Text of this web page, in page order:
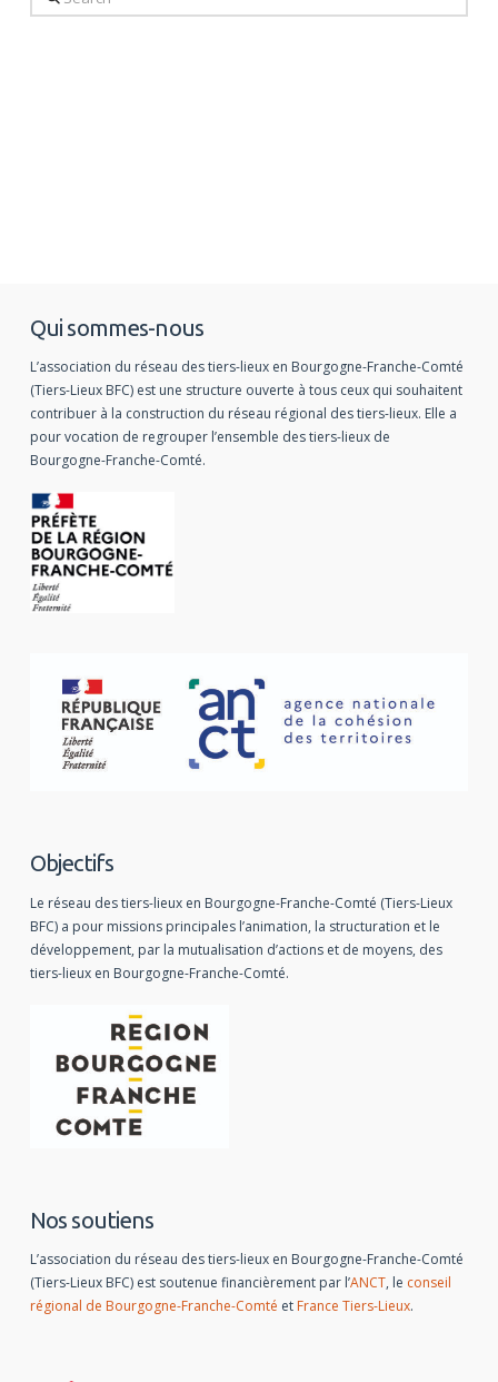
Qui sommes-nous
L’association du réseau des tiers-lieux en Bourgogne-Franche-Comté
(Tiers-Lieux BFC) est une structure ouverte à tous ceux qui souhaitent
contribuer à la construction du réseau régional des tiers-lieux. Elle a
pour vocation de regrouper l’ensemble des tiers-lieux de
Bourgogne-Franche-Comté.
Objectifs
Le réseau des tiers-lieux en Bourgogne-Franche-Comté (Tiers-Lieux
BFC) a pour missions principales l’animation, la structuration et le
développement, par la mutualisation d’actions et de moyens, des
tiers-lieux en Bourgogne-Franche-Comté.
Nos soutiens
L’association du réseau des tiers-lieux en Bourgogne-Franche-Comté
(Tiers-Lieux BFC) est soutenue financièrement par l’ANCT, le conseil
régional de Bourgogne-Franche-Comté et France Tiers-Lieux.